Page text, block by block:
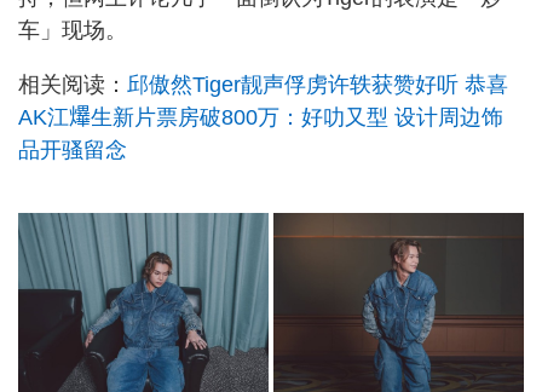
车」现场。
相关阅读： 邱傲然Tiger靓声俘虏许轶获赞好听 恭喜
AK江𤒹生新片票房破800万：好叻又型 设计周边饰
品开骚留念